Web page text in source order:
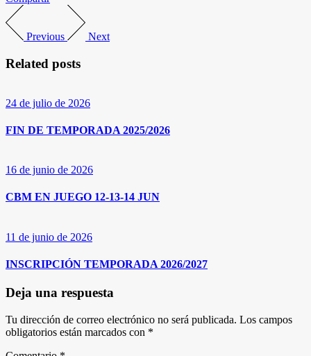
Previous Next
Related posts
24 de julio de 2026
FIN DE TEMPORADA 2025/2026
16 de junio de 2026
CBM EN JUEGO 12-13-14 JUN
11 de junio de 2026
INSCRIPCIÓN TEMPORADA 2026/2027
Deja una respuesta
Tu dirección de correo electrónico no será publicada. Los campos
obligatorios están marcados con *